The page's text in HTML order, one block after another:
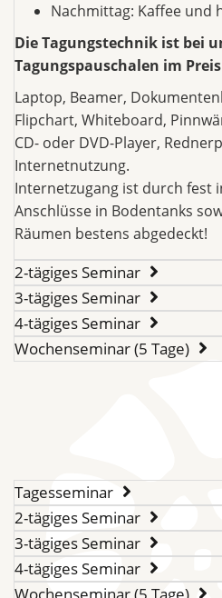
Nachmittag: Kaffee und
Die Tagungstechnik ist bei
Tagungspauschalen im
Laptop, Beamer,
Flipchart, Whiteboard,
CD- oder DVD-Player,
Internetnutzung.
Internetzugang ist durch fest
Anschlüsse in Bodentanks
Räumen bestens abgedeckt!
2-tägiges Seminar
3-tägiges Seminar
4-tägiges Seminar
Wochenseminar (5 Tage)
Tagesseminar
2-tägiges Seminar
3-tägiges Seminar
4-tägiges Seminar